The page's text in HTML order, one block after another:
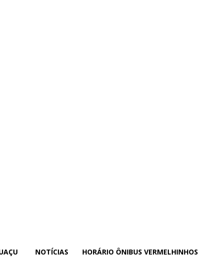
NOTÍCIAS HORÁRIO ÔNIBUS VERMELHINHOS